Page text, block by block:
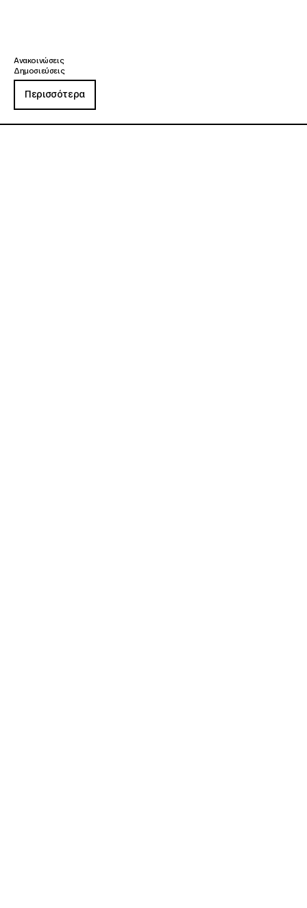
Ανακοινώσεις
Δημοσιεύσεις
Περισσότερα